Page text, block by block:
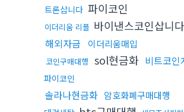
트론삽니다 파이코인
이더리움 리플 바이낸스코인삽니다
해외자금 이더리움매입
코인구매대행 sol현금화 비트코인
파이코인
솔라나현금화 암호화폐구매대행